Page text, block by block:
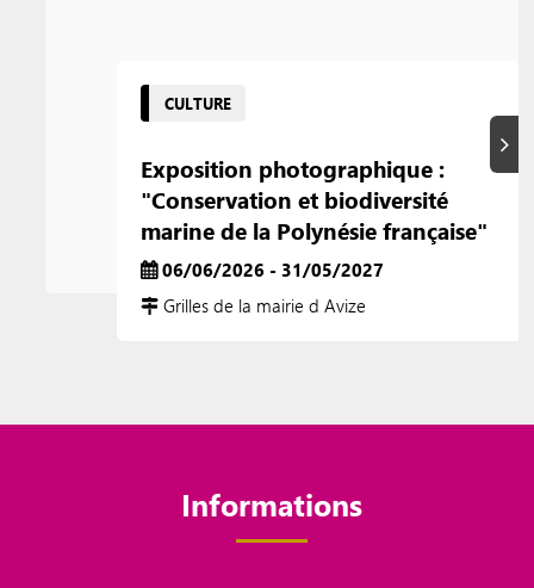
CULTURE
Exposition photographique :
"Conservation et biodiversité
marine de la Polynésie française"
06/06/2026 - 31/05/2027
Grilles de la mairie d Avize
Informations